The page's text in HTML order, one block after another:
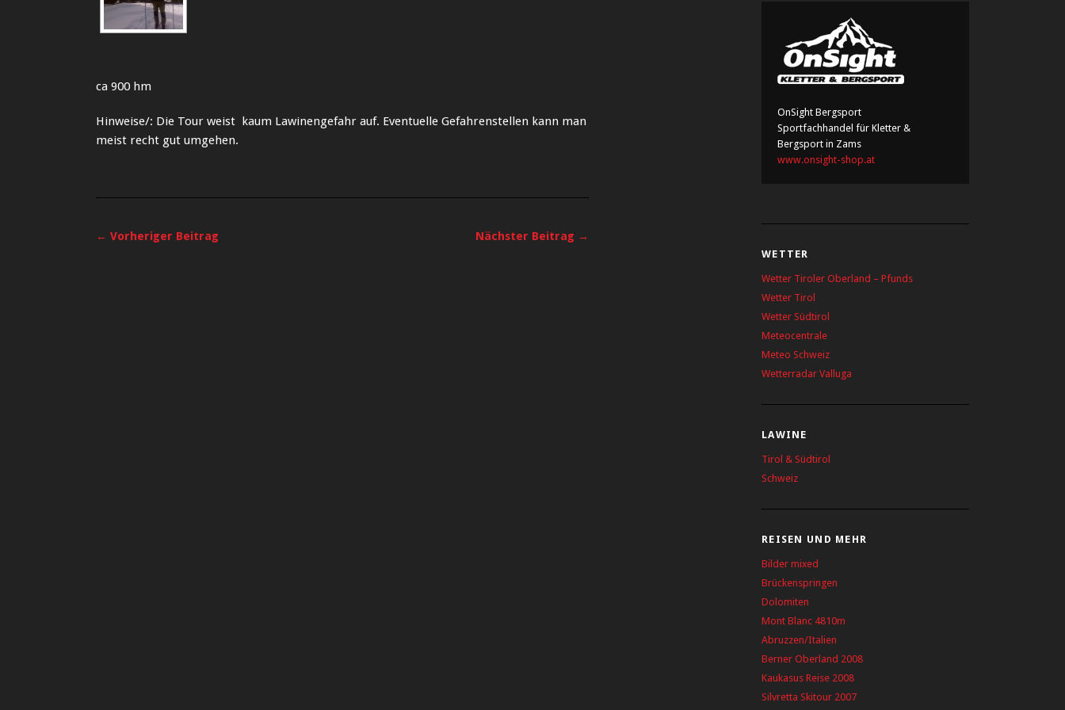
ca 900 hm
Hinweise/: Die Tour weist kaum Lawinengefahr auf. Eventuelle Gefahrenstellen kann man
meist recht gut umgehen.
← Vorheriger Beitrag Nächster Beitrag →
OnSight Bergsport
Sportfachhandel für Kletter &
Bergsport in Zams
www.onsight-shop.at
WETTER
Wetter Tiroler Oberland – Pfunds
Wetter Tirol
Wetter Südtirol
Meteocentrale
Meteo Schweiz
Wetterradar Valluga
LAWINE
Tirol & Südtirol
Schweiz
REISEN UND MEHR
Bilder mixed
Brückenspringen
Dolomiten
Mont Blanc 4810m
Abruzzen/Italien
Berner Oberland 2008
Kaukasus Reise 2008
Silvretta Skitour 2007